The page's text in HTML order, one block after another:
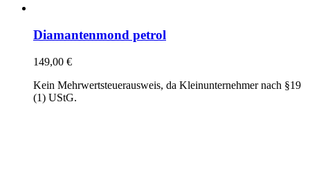
Diamantenmond petrol
149,00 €
Kein Mehrwertsteuerausweis, da Kleinunternehmer nach §19
(1) UStG.